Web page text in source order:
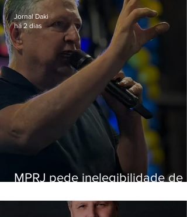
MPRJ pede inelegibilidade de
Jornal Daki
há 2 dias